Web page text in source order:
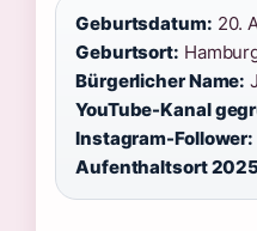
Geburtsdatum: 20.
Geburtsort:
Bürgerlicher Name:
YouTube-Kanal
Instagram-Follower:
Aufenthaltsort